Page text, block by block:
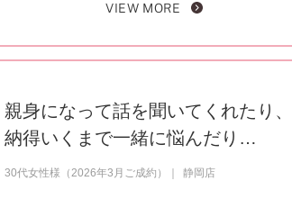
VIEW MORE
親身になって話を聞いてくれたり、
納得いくまで一緒に悩んだり…
30代女性様（2026年3月ご成約） 静岡店